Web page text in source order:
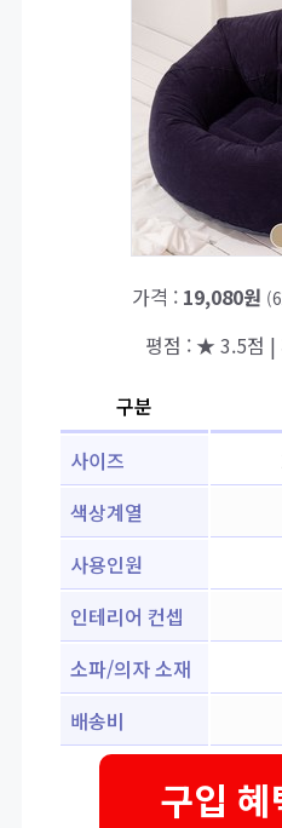
가격 : 19,080원
평점 : ★ 3.5점 |
구분
사이즈
색상계열
사용인원
인테리어 컨셉
소파/의자 소재
배송비
구입